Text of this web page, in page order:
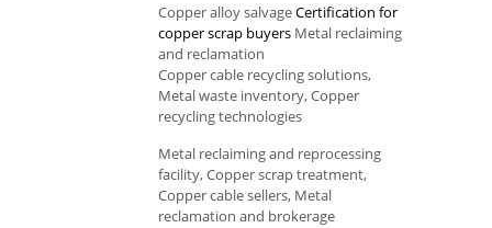
Copper alloy salvageCertification for
copper scrap buyers Metal reclaiming
and reclamation
Copper cable recycling solutions,
Metal waste inventory, Copper
recycling technologies
Metal reclaiming and reprocessing
facility, Copper scrap treatment,
Copper cable sellers, Metal
reclamation and brokerage